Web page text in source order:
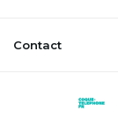
Contact